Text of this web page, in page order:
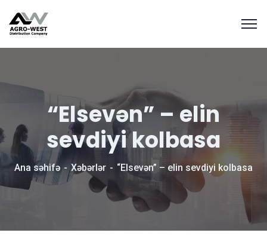
“Elsevən” – elin
sevdiyi kolbasa
Ana səhifə Xəbərlər “Elsevən” – elin sevdiyi kolbasa